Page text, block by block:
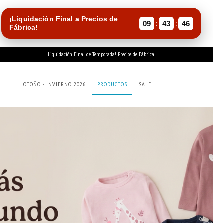
¡Liquidación Final a Precios de
Fábrica!
09 : 43 : 45
¡Liquidación Final de Temporada! Precios de Fábrica!
OTOÑO - INVIERNO 2026 PRODUCTOS SALE